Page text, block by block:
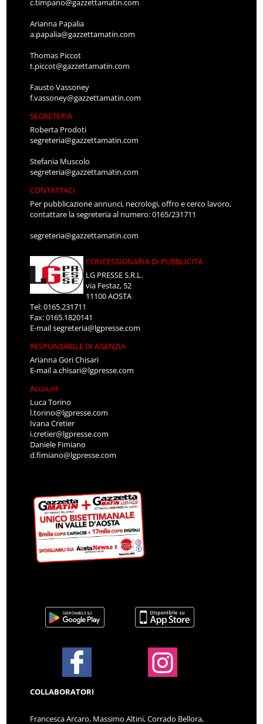
c.timpano@gazzettamatin.com
Arianna Papalia
a.papalia@gazzettamatin.com
Thomas Piccot
t.piccot@gazzettamatin.com
Fausto Vassoney
f.vassoney@gazzettamatin.com
SEGRETERIA
Roberta Prodoti
segreteria@gazzettamatin.com
Stefania Muscolo
segreteria@gazzettamatin.com
CONTATTACI
Per pubblicazione annunci, necrologi, offro e cerco lavoro,
contattare la segreteria al numero: 0165/231711
segreteria@gazzettamatin.com
CONCESSIONARIA DI PUBBLICITÀ
LG PRESSE S.R.L.
via Festaz, 52
11100 AOSTA
Tel: 0165.231711
Fax: 0165.1820141
E-mailsegreteria@lgpresse.com
RESPONSABILE DI AGENZIA
Arianna Gori Chisari
E-maila.chisari@lgpresse.com
Account
Luca Torino
l.torino@lgpresse.com
Ivana Cretier
i.cretier@lgpresse.com
Daniele Fimiano
d.fimiano@lgpresse.com
COLLABORATORI
Francesca Arcaro, Massimo Altini, Corrado Bellora,